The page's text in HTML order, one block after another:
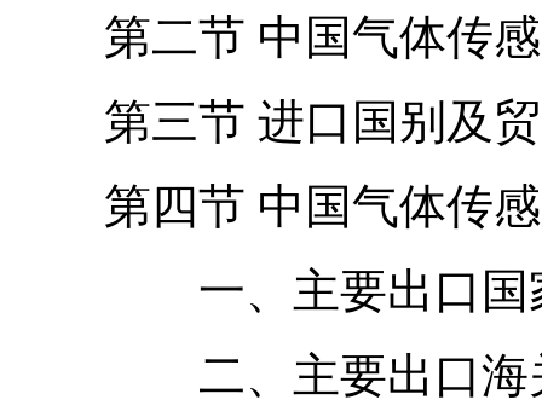
第二节 中国气体传感
第三节 进口国别及贸
第四节 中国气体传感
一、主要出口国
二、主要出口海